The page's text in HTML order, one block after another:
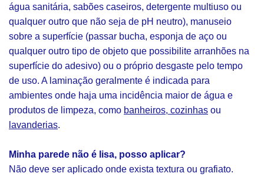
água sanitária, sabões caseiros, detergente multiuso ou
qualquer outro que não seja de pH neutro), manuseio
sobre a superfície (passar bucha, esponja de aço ou
qualquer outro tipo de objeto que possibilite arranhões na
superfície do adesivo) ou o próprio desgaste pelo tempo
de uso. A laminação geralmente é indicada para
ambientes onde haja uma incidência maior de água e
produtos de limpeza, como banheiros, cozinhas ou
lavanderias.
Minha parede não é lisa, posso aplicar?
Não deve ser aplicado onde exista textura ou grafiato.